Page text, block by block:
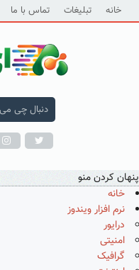
خانه تبلیغات تماس با ما
پنهان کردن منو
خانه
نرم افزار ویندوز
درایور
امنیتی
گرافیک